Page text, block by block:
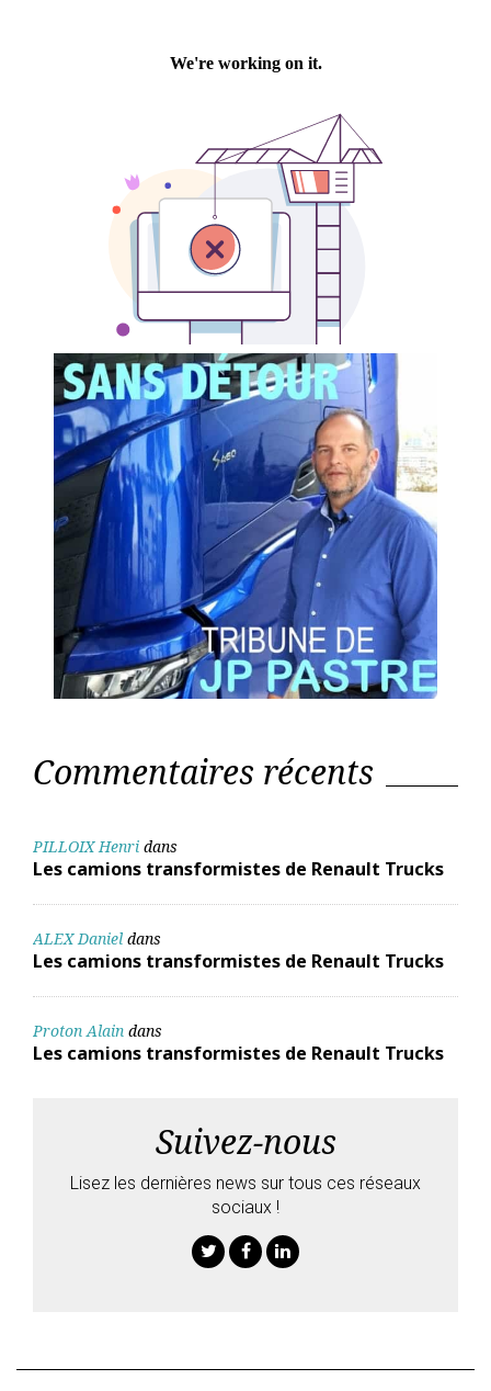
Commentaires récents
PILLOIX Henri dans
Les camions transformistes de Renault Trucks
ALEX Daniel dans
Les camions transformistes de Renault Trucks
Proton Alain dans
Les camions transformistes de Renault Trucks
Suivez-nous
Lisez les dernières news sur tous ces réseaux
sociaux !